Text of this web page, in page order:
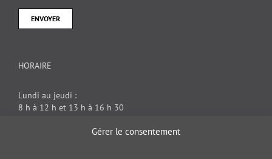
Gérer le consentement
HORAIRE
Lundi au jeudi :
8 h à 12 h et 13 h à 16 h 30